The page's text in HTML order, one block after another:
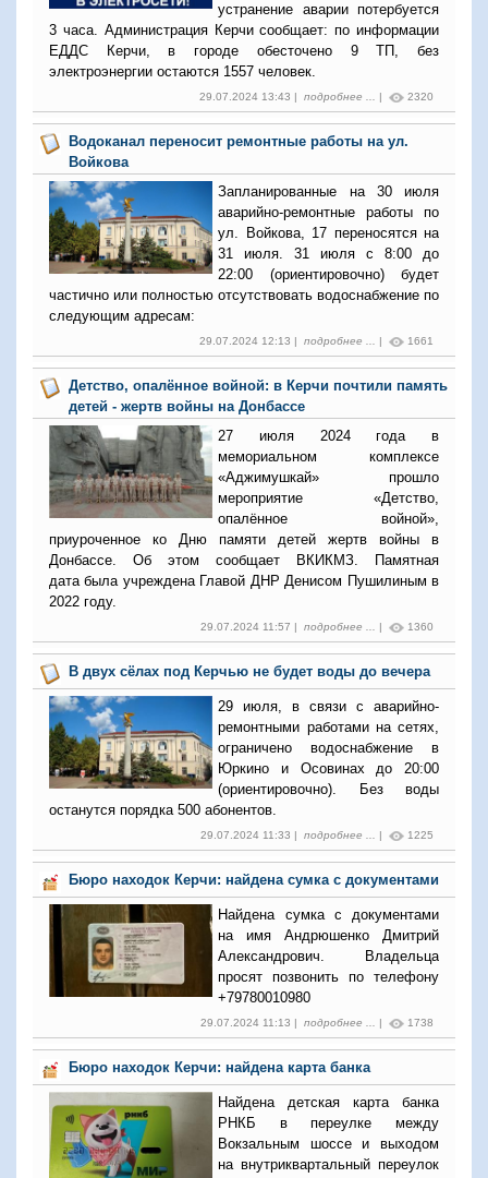
устранение аварии потербуется
3 часа. Администрация Керчи сообщает: по информации
ЕДДС Керчи, в городе обесточено 9 ТП, без
электроэнергии остаются 1557 человек.
29.07.2024 13:43 | подробнее ... | 2320
Водоканал переносит ремонтные работы на ул.
Войкова
Запланированные на 30 июля
аварийно-ремонтные работы по
ул. Войкова, 17 переносятся на
31 июля. 31 июля с 8:00 до
22:00 (ориентировочно) будет
частично или полностью отсутствовать водоснабжение по
следующим адресам:
29.07.2024 12:13 | подробнее ... | 1661
Детство, опалённое войной: в Керчи почтили память
детей - жертв войны на Донбассе
27 июля 2024 года в
мемориальном комплексе
«Аджимушкай» прошло
мероприятие «Детство,
опалённое войной»,
приуроченное ко Дню памяти детей жертв войны в
Донбассе. Об этом сообщает ВКИКМЗ. Памятная
дата была учреждена Главой ДНР Денисом Пушилиным в
2022 году.
29.07.2024 11:57 | подробнее ... | 1360
В двух сёлах под Керчью не будет воды до вечера
29 июля, в связи с аварийно-
ремонтными работами на сетях,
ограничено водоснабжение в
Юркино и Осовинах до 20:00
(ориентировочно). Без воды
останутся порядка 500 абонентов.
29.07.2024 11:33 | подробнее ... | 1225
Бюро находок Керчи: найдена сумка с документами
Найдена сумка с документами
на имя Андрюшенко Дмитрий
Александрович. Владельца
просят позвонить по телефону
+79780010980
29.07.2024 11:13 | подробнее ... | 1738
Бюро находок Керчи: найдена карта банка
Найдена детская карта банка
РНКБ в переулке между
Вокзальным шоссе и выходом
на внутриквартальный переулок